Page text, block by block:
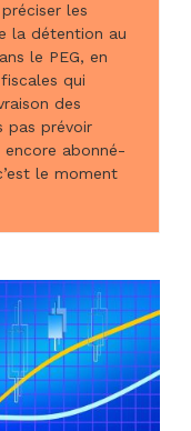
les
la détention au
le PEG, en
qui
des
pas prévoir
encore abonné-
le moment